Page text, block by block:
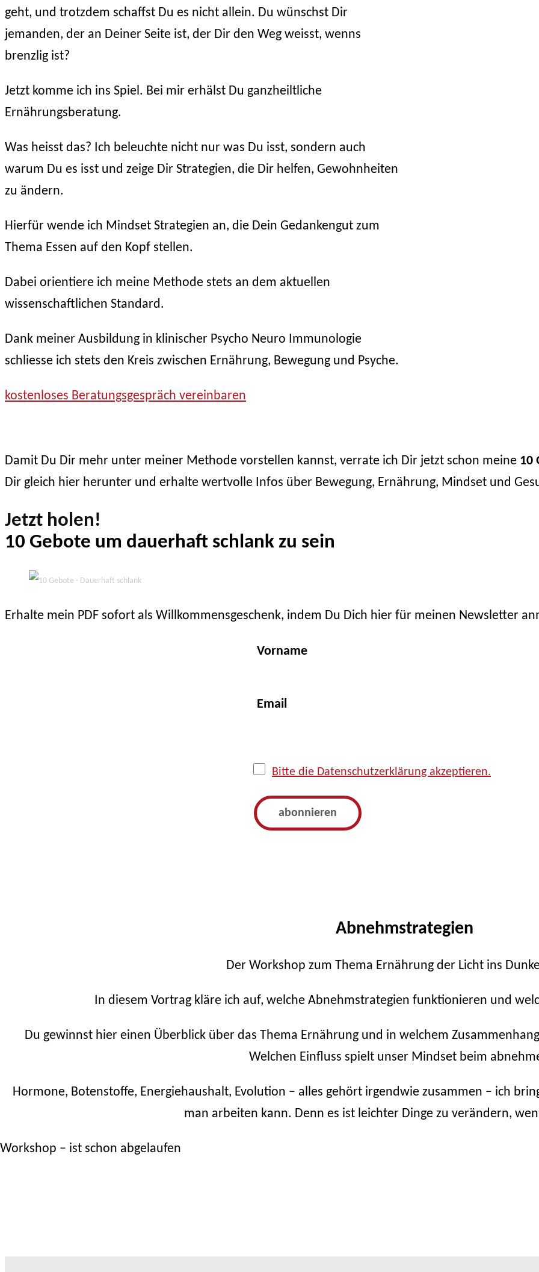
geht, und trotzdem schaffst Du es nicht allein. Du wünschst Dir
jemanden, der an Deiner Seite ist, der Dir den Weg weisst, wenns
brenzlig ist?
Jetzt komme ich ins Spiel. Bei mir erhälst Du ganzheiltliche
Ernährungsberatung.
Was heisst das? Ich beleuchte nicht nur was Du isst, sondern auch
warum Du es isst und zeige Dir Strategien, die Dir helfen, Gewohnheiten
zu ändern.
Hierfür wende ich Mindset Strategien an, die Dein Gedankengut zum
Thema Essen auf den Kopf stellen.
Dabei orientiere ich meine Methode stets an dem aktuellen
wissenschaftlichen Standard.
Dank meiner Ausbildung in klinischer Psycho Neuro Immunologie
schliesse ich stets den Kreis zwischen Ernährung, Bewegung und Psyche.
kostenloses Beratungsgespräch vereinbaren
Damit Du Dir mehr unter meiner Methode vorstellen kannst, verrate ich Dir jetzt schon meine 10
Dir gleich hier herunter und erhalte wertvolle Infos über Bewegung, Ernährung, Mindset und
Jetzt holen!
10 Gebote um dauerhaft schlank zu sein
Erhalte mein PDF sofort als Willkommensgeschenk, indem Du Dich hier für meinen Newsletter
Vorname
Email
Bitte die Datenschutzerklärung akzeptieren.
Abnehmstrategien
Der Workshop zum Thema Ernährung der Licht ins
In diesem Vortrag kläre ich auf, welche Abnehmstrategien funktionieren und
Du gewinnst hier einen Überblick über das Thema Ernährung und in welchem
Welchen Einfluss spielt unser Mindset beim
Hormone, Botenstoffe, Energiehaushalt, Evolution – alles gehört irgendwie zusammen – ich
man arbeiten kann. Denn es ist leichter Dinge zu verändern,
Workshop – ist schon abgelaufen